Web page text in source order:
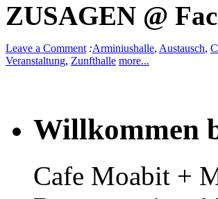
ZUSAGEN @
Leave a Comment :Arminiushalle, Austausch,
Veranstaltung, Zunfthalle more...
Willkommen
Cafe Moabit +